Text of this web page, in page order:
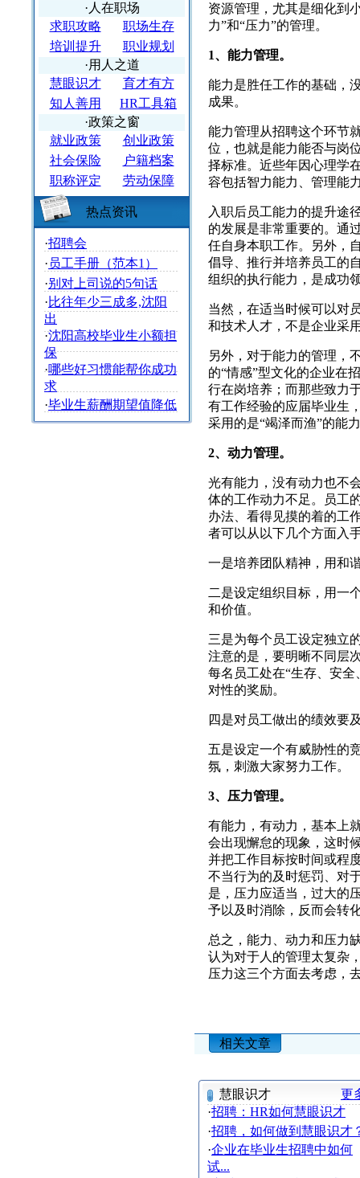
·人在职场
求职攻略
职场生存
培训提升
职业规划
·用人之道
慧眼识才
育才有方
知人善用
HR工具箱
·政策之窗
就业政策
创业政策
社会保险
户籍档案
职称评定
劳动保障
热点资讯
·招聘会
· 员工手册（范本1）
·别对上司说的5句话
·比往年少三成多,沈阳
出
·沈阳高校毕业生小额担
保
·哪些好习惯能帮你成功
求
·毕业生薪酬期望值降低
资源管理，尤其是细化到
力”和“压力”的管理。
1、能力管理。
能力是胜任工作的基础，
成果。
能力管理从招聘这个环节
位，也就是能力能否与岗
择标准。近些年因心理学
容包括智力能力、管理能
入职后员工能力的提升途
的发展是非常重要的。通
任自身本职工作。另外，
倡导、推行并培养员工的
组织的执行能力，是成功
当然，在适当时候可以对
和技术人才，不是企业采
另外，对于能力的管理，
的“情感”型文化的企业在
行在岗培养；而那些致力
有工作经验的应届毕业生
采用的是“竭泽而渔”的能
2、动力管理。
光有能力，没有动力也不
体的工作动力不足。员工
办法、看得见摸的着的工
者可以从以下几个方面入
一是培养团队精神，用和
二是设定组织目标，用一
和价值。
三是为每个员工设定独立
注意的是，要明晰不同层
每名员工处在“生存、安
对性的奖励。
四是对员工做出的绩效要
五是设定一个有威胁性的
氛，刺激大家努力工作。
3、压力管理。
有能力，有动力，基本上
会出现懈怠的现象，这时
并把工作目标按时间或程
不当行为的及时惩罚、对
是，压力应适当，过大的
予以及时消除，反而会转
总之，能力、动力和压力
认为对于人的管理太复杂
压力这三个方面去考虑，
相关文章
慧眼识才
更
·招聘：HR如何慧眼识才
·招聘，如何做到慧眼识才
·企业在毕业生招聘中如何
试...